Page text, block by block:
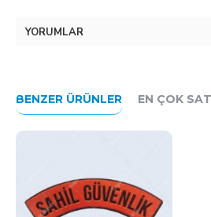
YORUMLAR
BENZER ÜRÜNLER EN ÇOK